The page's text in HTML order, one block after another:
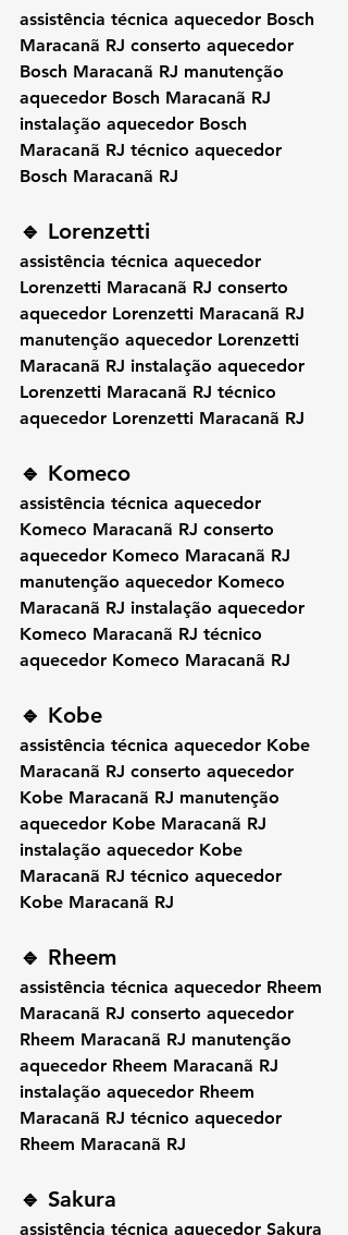
assistência técnica aquecedor Bosch
Maracanã RJ conserto aquecedor
Bosch Maracanã RJ manutenção
aquecedor Bosch Maracanã RJ
instalação aquecedor Bosch
Maracanã RJ técnico aquecedor
Bosch Maracanã RJ
🔹 Lorenzetti
assistência técnica aquecedor
Lorenzetti Maracanã RJ conserto
aquecedor Lorenzetti Maracanã RJ
manutenção aquecedor Lorenzetti
Maracanã RJ instalação aquecedor
Lorenzetti Maracanã RJ técnico
aquecedor Lorenzetti Maracanã RJ
🔹 Komeco
assistência técnica aquecedor
Komeco Maracanã RJ conserto
aquecedor Komeco Maracanã RJ
manutenção aquecedor Komeco
Maracanã RJ instalação aquecedor
Komeco Maracanã RJ técnico
aquecedor Komeco Maracanã RJ
🔹 Kobe
assistência técnica aquecedor Kobe
Maracanã RJ conserto aquecedor
Kobe Maracanã RJ manutenção
aquecedor Kobe Maracanã RJ
instalação aquecedor Kobe
Maracanã RJ técnico aquecedor
Kobe Maracanã RJ
🔹 Rheem
assistência técnica aquecedor Rheem
Maracanã RJ conserto aquecedor
Rheem Maracanã RJ manutenção
aquecedor Rheem Maracanã RJ
instalação aquecedor Rheem
Maracanã RJ técnico aquecedor
Rheem Maracanã RJ
🔹 Sakura
assistência técnica aquecedor Sakura